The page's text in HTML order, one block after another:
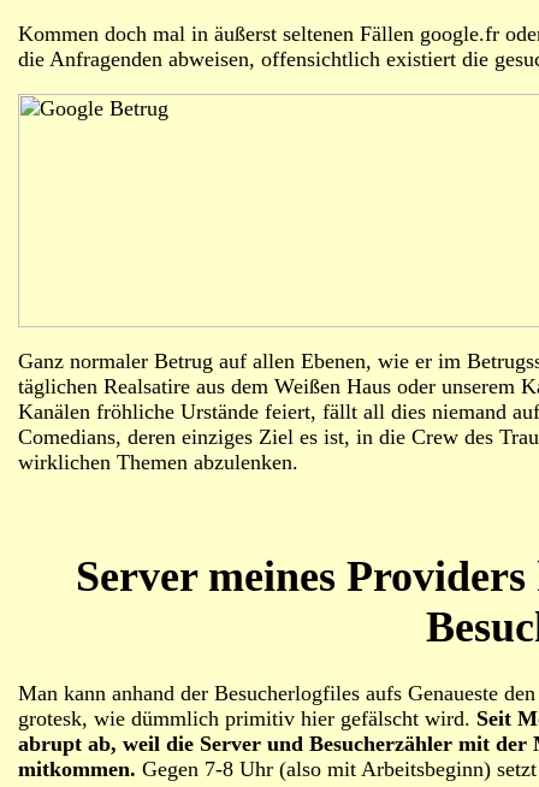
Kommen doch mal in äußerst seltenen Fällen google.fr
die Anfragenden abweisen, offensichtlich existiert die
Ganz normaler Betrug auf allen Ebenen, wie er im
täglichen Realsatire aus dem Weißen Haus oder
Kanälen fröhliche Urstände feiert, fällt all dies niemand
Comedians, deren einziges Ziel es ist, in die Crew des
wirklichen Themen abzulenken.
Server meines
Man kann anhand der Besucherlogfiles aufs Genaueste
grotesk, wie dümmlich primitiv hier gefälscht wird. Seit
abrupt ab, weil die Server und Besucherzähler mit der
mitkommen. Gegen 7-8 Uhr (also mit Arbeitsbeginn)